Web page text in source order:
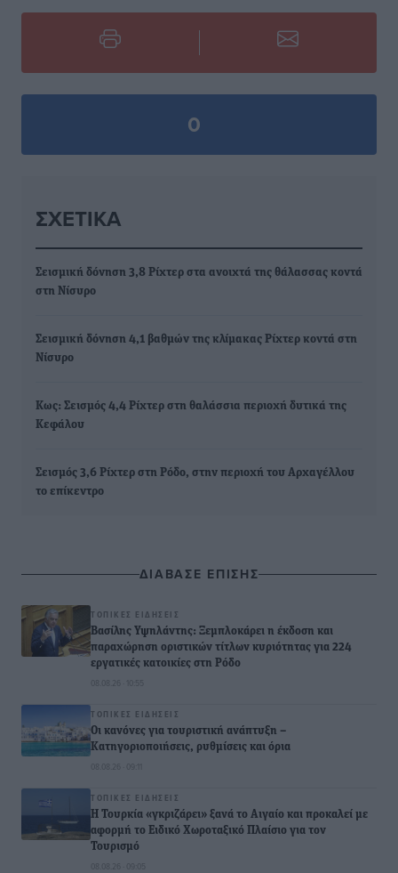
0
ΣΧΕΤΙΚΆ
Σεισμική δόνηση 3,8 Ρίχτερ στα ανοιχτά της θάλασσας κοντά
στη Νίσυρο
Σεισμική δόνηση 4,1 βαθμών της κλίμακας Ρίχτερ κοντά στη
Νίσυρο
Κως: Σεισμός 4,4 Ρίχτερ στη θαλάσσια περιοχή δυτικά της
Κεφάλου
Σεισμός 3,6 Ρίχτερ στη Ρόδο, στην περιοχή του Αρχαγέλλου
το επίκεντρο
ΔΙΑΒΑΣΕ ΕΠΙΣΗΣ
ΤΟΠΙΚΈΣ ΕΙΔΉΣΕΙΣ
Βασίλης Υψηλάντης: Ξεμπλοκάρει η έκδοση και
παραχώρηση οριστικών τίτλων κυριότητας για 224
εργατικές κατοικίες στη Ρόδο
08.08.26 · 10:55
ΤΟΠΙΚΈΣ ΕΙΔΉΣΕΙΣ
Οι κανόνες για τουριστική ανάπτυξη –
Κατηγοριοποιήσεις, ρυθμίσεις και όρια
08.08.26 · 09:11
ΤΟΠΙΚΈΣ ΕΙΔΉΣΕΙΣ
Η Τουρκία «γκριζάρει» ξανά το Αιγαίο και προκαλεί με
αφορμή το Ειδικό Χωροταξικό Πλαίσιο για τον
Τουρισμό
08.08.26 · 09:05